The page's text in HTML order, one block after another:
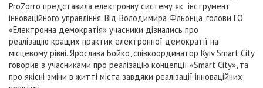
ProZorro представила електронну систему як інструмент
інноваційного управління. Від Володимира Фльонца, голови ГО
«Електронна демократія» учасники дізнались про
реалізацію кращих практик електронної демократії на
місцевому рівні. Ярослава Бойко, співкоординатор Kyiv Smart City
говорив з учасниками про реалізацію концепції «Smart City», та
про якісні зміни в житті міста завдяки реалізації інноваційних